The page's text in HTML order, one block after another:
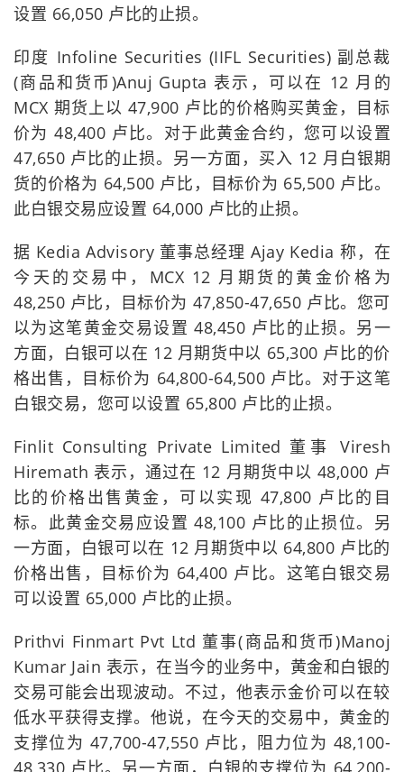
设置 66,050 卢比的止损。
印度 Infoline Securities (IIFL Securities) 副总裁
(商品和货币)Anuj Gupta 表示，可以在 12 月的
MCX 期货上以 47,900 卢比的价格购买黄金，目标
价为 48,400 卢比。对于此黄金合约，您可以设置
47,650 卢比的止损。另一方面，买入 12 月白银期
货的价格为 64,500 卢比，目标价为 65,500 卢比。
此白银交易应设置 64,000 卢比的止损。
据 Kedia Advisory 董事总经理 Ajay Kedia 称，在
今天的交易中，MCX 12 月期货的黄金价格为
48,250 卢比，目标价为 47,850-47,650 卢比。您可
以为这笔黄金交易设置 48,450 卢比的止损。另一
方面，白银可以在 12 月期货中以 65,300 卢比的价
格出售，目标价为 64,800-64,500 卢比。对于这笔
白银交易，您可以设置 65,800 卢比的止损。
Finlit Consulting Private Limited 董事 Viresh
Hiremath 表示，通过在 12 月期货中以 48,000 卢
比的价格出售黄金，可以实现 47,800 卢比的目
标。此黄金交易应设置 48,100 卢比的止损位。另
一方面，白银可以在 12 月期货中以 64,800 卢比的
价格出售，目标价为 64,400 卢比。这笔白银交易
可以设置 65,000 卢比的止损。
Prithvi Finmart Pvt Ltd 董事(商品和货币)Manoj
Kumar Jain 表示，在当今的业务中，黄金和白银的
交易可能会出现波动。不过，他表示金价可以在较
低水平获得支撑。他说，在今天的交易中，黄金的
支撑位为 47,700-47,550 卢比，阻力位为 48,100-
48,330 卢比。另一方面，白银的支撑位为 64,200-